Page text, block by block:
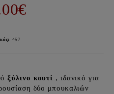
457
ξύλινο κουτί , ιδανικό για
δύο μπουκαλιών